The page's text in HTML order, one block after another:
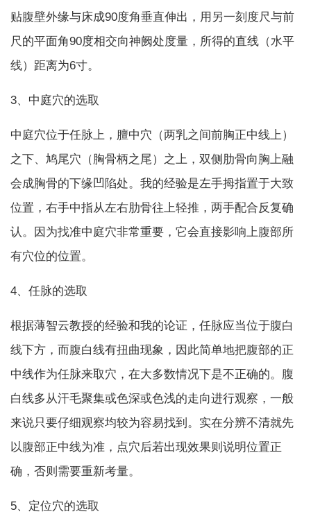
贴腹壁外缘与床成90度角垂直伸出，用另一刻度尺与前
尺的平面角90度相交向神阙处度量，所得的直线（水平
线）距离为6寸。
3、中庭穴的选取
中庭穴位于任脉上，膻中穴（两乳之间前胸正中线上）
之下、鸠尾穴（胸骨柄之尾）之上，双侧肋骨向胸上融
会成胸骨的下缘凹陷处。我的经验是左手拇指置于大致
位置，右手中指从左右肋骨往上轻推，两手配合反复确
认。因为找准中庭穴非常重要，它会直接影响上腹部所
有穴位的位置。
4、任脉的选取
根据薄智云教授的经验和我的论证，任脉应当位于腹白
线下方，而腹白线有扭曲现象，因此简单地把腹部的正
中线作为任脉来取穴，在大多数情况下是不正确的。腹
白线多从汗毛聚集或色深或色浅的走向进行观察，一般
来说只要仔细观察均较为容易找到。实在分辨不清就先
以腹部正中线为准，点穴后若出现效果则说明位置正
确，否则需要重新考量。
5、定位穴的选取